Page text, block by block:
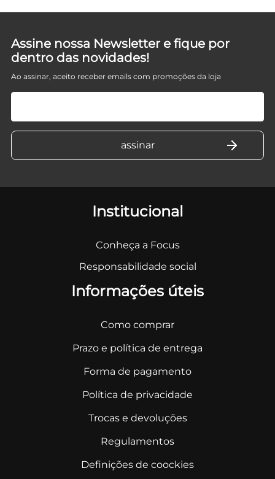
Assine nossa Newsletter e fique por
dentro das novidades!
Ao assinar, aceito receber emails com promoções da loja
Institucional
Conheça a Focus
Responsabilidade social
Informações úteis
Como comprar
Prazo e política de entrega
Forma de pagamento
Política de privacidade
Trocas e devoluções
Regulamentos
Definições de coockies